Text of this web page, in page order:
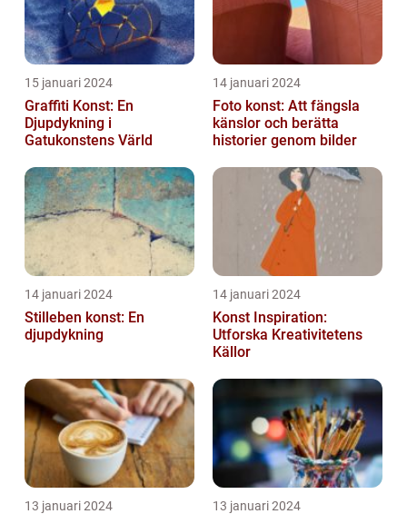
15 januari 2024
Graffiti Konst: En
Djupdykning i
Gatukonstens Värld
14 januari 2024
Foto konst: Att fängsla
känslor och berätta
historier genom bilder
14 januari 2024
Stilleben konst: En
djupdykning
14 januari 2024
Konst Inspiration:
Utforska Kreativitetens
Källor
13 januari 2024 13 januari 2024